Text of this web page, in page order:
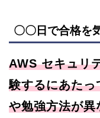
〇〇日で合格を
AWS セキュリ
験するにあた
や勉強方法が